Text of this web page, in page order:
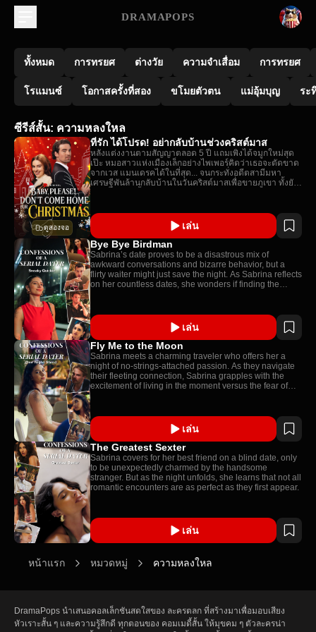
DRAMAPOPS
ทั้งหมด การทรยศ ต่างวัย ความจำเสื่อม การทรยศ
โรแมนซ์ โอกาสครั้งที่สอง ขโมยตัวตน แม่อุ้มบุญ ระ
ซีรีส์สั้น: ความหลงใหล
ดูสองจอ
ที่รัก ได้โปรด! อย่ากลับบ้านช่วงคริสต์มาส
หลังแต่งงานตามสัญญาตลอด 5 ปี แถมเพิ่งได้จมูกใหม่สุด
เป๊ะ หมอสาวแห่งเมืองเล็กอย่างไพเพอร์คิดว่าเธอจะตัดขาด
จากเวส แมนเดรคได้ในที่สุด... จนกระทั่งอดีตสามีมหา
เศรษฐีพันล้านกลับบ้านในวันคริสต์มาสเพื่อขายภูเขา ทั้งยัง
เล่น
Bye Bye Birdman
Sabrina’s date proves to be a disastrous mix of
awkward conversations and bizarre behavior, but a
flirty waiter might just save the night. As Sabrina reflects
on her countless dates, she wonders if finding the
เล่น
Fly Me to the Moon
Sabrina meets a charming traveler who offers her a
night of no-strings-attached passion. As they navigate
their fleeting connection, Sabrina grapples with the
excitement of living in the moment versus the fear of
เล่น
The Greatest Sexter
Sabrina covers for her best friend on a blind date, only
to be unexpectedly charmed by the handsome
stranger. But as the night unfolds, she learns that not all
romantic encounters are as perfect as they first appear.
เล่น
หน้าแรก หมวดหมู่ ความหลงใหล
DramaPops นำเสนอคอลเล็กชันสดใสของ ละครตลก ที่สร้างมาเพื่อมอบเสียง
หัวเราะสั้น ๆ และความรู้สึกดี ทุกตอนของ คอมเมดี้สั้น ให้มุขคม ๆ ตัวละครน่า